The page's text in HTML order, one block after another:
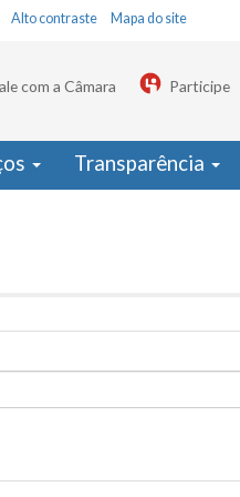
Alto contraste Mapa do site
com a Câmara Participe
Transparência